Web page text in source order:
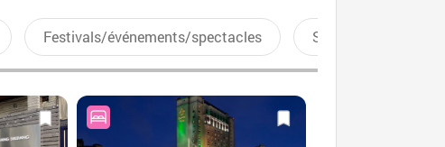
Festivals/événements/spectacles Sports aquatiques